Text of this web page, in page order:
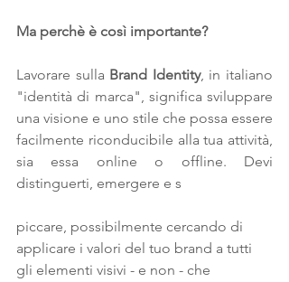
Ma perchè è così importante?
Lavorare sulla Brand Identity, in italiano
"identità di marca", significa sviluppare
una visione e uno stile che possa essere
facilmente riconducibile alla tua attività,
sia essa online o offline. Devi
distinguerti, emergere e s
piccare, possibilmente cercando di
applicare i valori del tuo brand a tutti
gli elementi visivi - e non - che